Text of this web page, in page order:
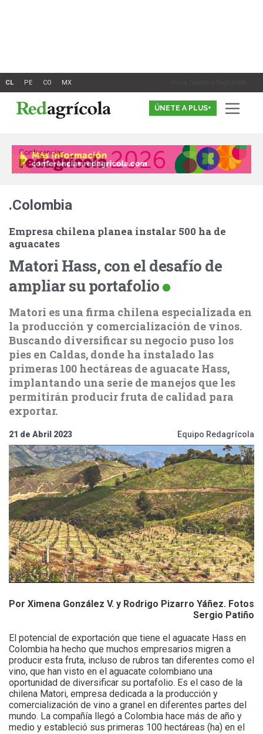
Inicia Sesión o Registrate
ÚNETE A PLUS+
.Colombia
Empresa chilena planea instalar 500 ha de
aguacates
Matori Hass, con el desafío de
ampliar su portafolio
Matori es una firma chilena especializada en
la producción y comercialización de vinos.
Buscando diversificar su negocio puso los
pies en Caldas, donde ha instalado las
primeras 100 hectáreas de aguacate Hass,
implantando una serie de manejos que les
permitirán producir fruta de calidad para
exportar.
21 de Abril 2023 Equipo Redagrícola
Por Ximena González V. y Rodrigo Pizarro Yáñez. Fotos
Sergio Patiño
El potencial de exportación que tiene el aguacate Hass en
Colombia ha hecho que muchos empresarios migren a
producir esta fruta, incluso de rubros tan diferentes como el
vino, que han visto en el aguacate colombiano una
oportunidad de diversificar su portafolio. Es el caso de la
chilena Matori, empresa dedicada a la producción y
comercialización de vino a granel en diferentes partes del
mundo. La compañía llegó a Colombia hace más de año y
medio y estableció sus primeras 100 hectáreas (ha) en el